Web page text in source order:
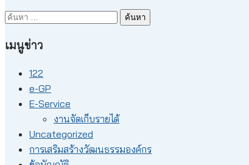
ค้นหา
เมนูข่าว
122
e-GP
E-Service
งานจัดเก็บรายได้
Uncategorized
การเสริมสร้างวัฒนธรรมองค์กร